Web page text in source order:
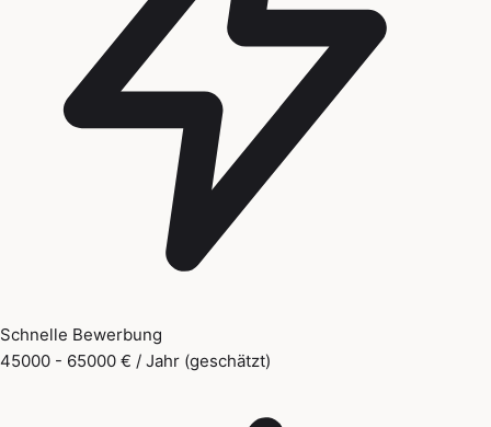
Schnelle Bewerbung
45000 - 65000 € / Jahr (geschätzt)